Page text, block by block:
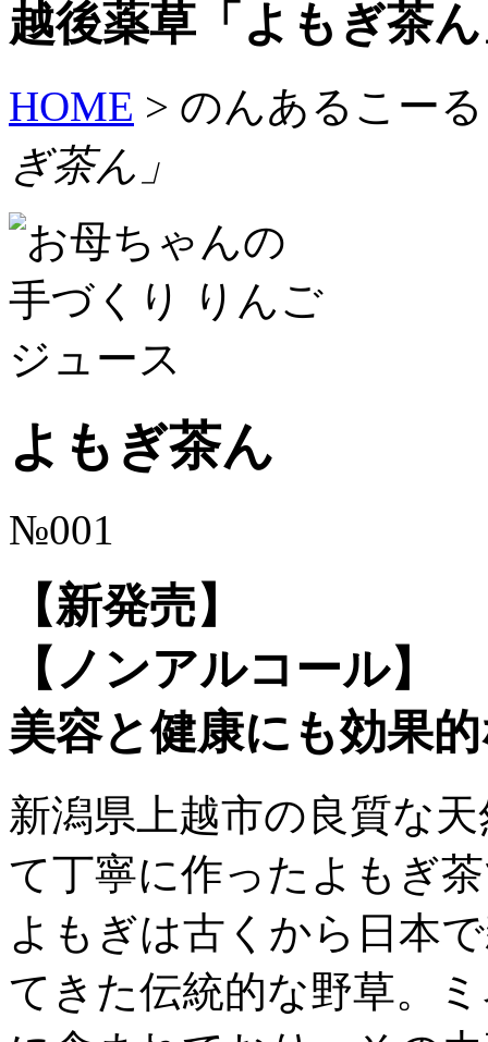
越後薬草「よもぎ茶
HOME > のんあるこーる
ぎ茶ん」
よもぎ茶ん
№001
【新発売】
【ノンアルコール】
美容と健康にも効果
新潟県上越市の良質な
て丁寧に作ったよもぎ
よもぎは古くから日本
てきた伝統的な野草。